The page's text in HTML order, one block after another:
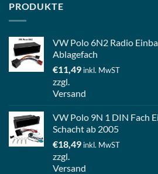
PRODUKTE
VW Polo 6N2 Radio
Ablagefach
€11,49 inkl. MwST
zzgl.
Versand
VW Polo 9N 1 DIN Fach
Schacht ab 2005
€18,49 inkl. MwST
zzgl.
Versand